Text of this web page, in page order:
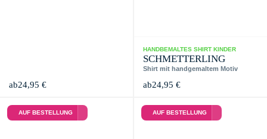
ab24,95 €
HANDBEMALTES SHIRT KINDER
SCHMETTERLING
Shirt mit handgemaltem Motiv
ab24,95 €
AUF BESTELLUNG AUF BESTELLUNG